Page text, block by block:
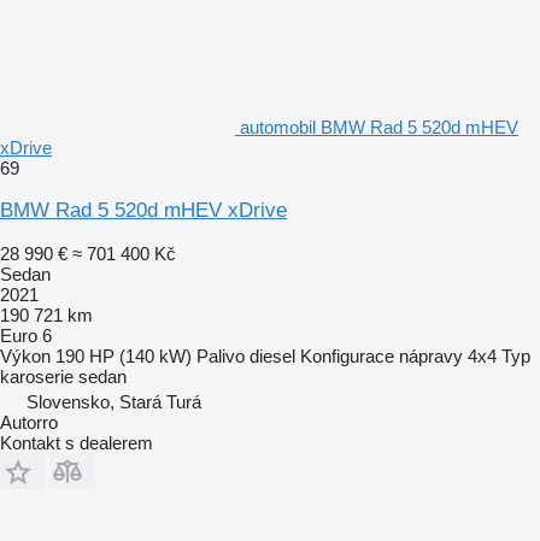
automobil BMW Rad 5 520d mHEV
xDrive
69
BMW Rad 5 520d mHEV xDrive
28 990 € ≈ 701 400 Kč
Sedan
2021
190 721 km
Euro 6
Výkon 190 HP (140 kW) Palivo diesel Konfigurace nápravy 4x4 Typ
karoserie sedan
Slovensko, Stará Turá
Autorro
Kontakt s dealerem